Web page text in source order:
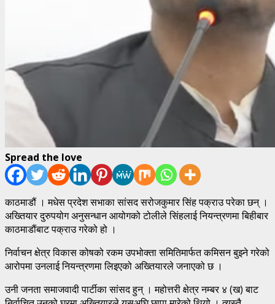
Spread the love
काठमाडौं । मधेस प्रदेश सभाका सांसद सरोजकुमार सिंह पक्राउ परेका छन् ।
अख्तियार दुरुपयोग अनुसन्धान आयोगको टोलीले सिंहलाई नियन्त्रणमा बिहीबार
काठमाडौंबाट पक्राउ गरेको हो ।
निर्वाचन क्षेत्र विकास कोषको रकम उपभोक्ता समितिमार्फत कमिसन बुझ्ने गरेको
आरोपमा उनलाई नियन्त्रणमा लिइएको अख्तियारले जनाएको छ ।
उनी जनता समाजवादी पार्टीका सांसद हुन् । महोत्तरी क्षेत्र नम्बर ४ (ख) बाट